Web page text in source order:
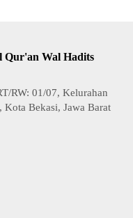
Qur'an Wal Hadits
RW: 01/07, Kelurahan
Kota Bekasi, Jawa Barat